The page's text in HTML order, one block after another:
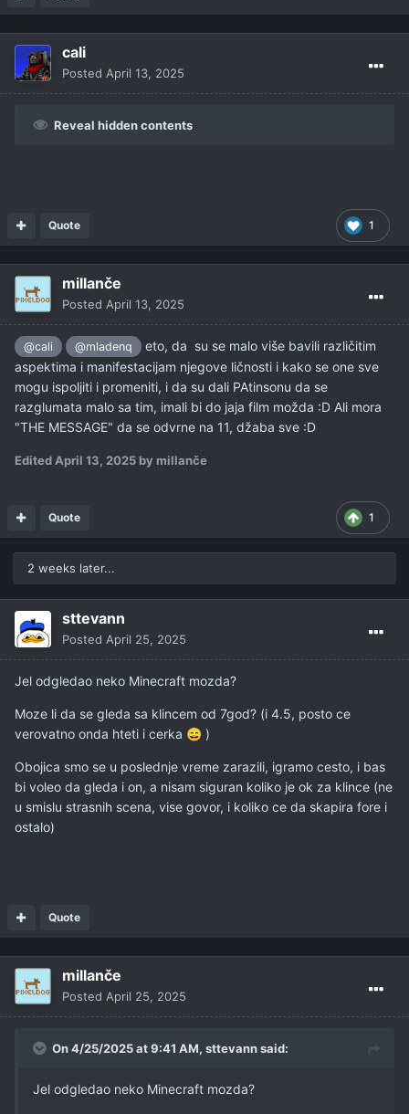
cali
Posted April 13, 2025
Reveal hidden contents
1
Quote
millanče
Posted April 13, 2025
@cali @mladenq
eto, da su se malo više bavili različitim
aspektima i manifestacijam njegove ličnosti i kako se one sve
mogu ispoljiti i promeniti, i da su dali PAtinsonu da se
razglumata malo sa tim, imali bi do jaja film možda :D Ali mora
"THE MESSAGE" da se odvrne na 11, džaba sve :D
Edited April 13, 2025 by millanče
1
Quote
2 weeks later...
sttevann
Posted April 25, 2025
Jel odgledao neko Minecraft mozda?
Moze li da se gleda sa klincem od 7god? (i 4.5, posto ce
verovatno onda hteti i cerka 😄 )
Obojica smo se u poslednje vreme zarazili, igramo cesto, i bas
bi voleo da gleda i on, a nisam siguran koliko je ok za klince (ne
u smislu strasnih scena, vise govor, i koliko ce da skapira fore i
ostalo)
Quote
millanče
Posted April 25, 2025
On 4/25/2025 at 9:41 AM, sttevannsaid:
Jel odgledao neko Minecraft mozda?